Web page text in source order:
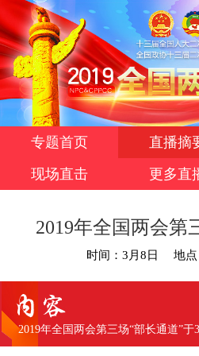
专题首页 直播摘
现场直击
更多直
2019年全国两会第
时间：3月8日 地
2019年全国两会第三场“部长通道”于